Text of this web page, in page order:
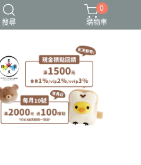
搜尋
憂傷馬戲團
拉拉熊
0
購物車